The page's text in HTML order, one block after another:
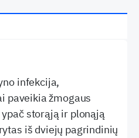
infekcija,
paveikia žmogaus
storąją ir plonąją
iš dviejų pagrindinių